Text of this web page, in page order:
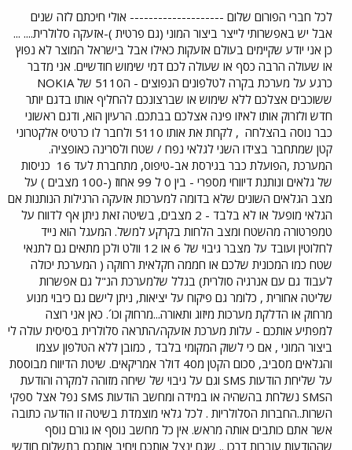
לכל חברי הפורום שלום -------------------- אולי חיכתם לזה שנים
אבל יש באפשרותי לייצר ביצור המוני (גם פרטית )-אזעקה סלולרית.... ...
כן אני יודע שקיימים בעולם אזעקות כאילו אבל בישראל המוצר לא נפוץ
או שעולה הרבה כסף או שעולה לכם דמי שימוש חודשיים. אני מדבר
כרגע על מערכת בקרה לטלפונים הנפוצים - ה5110 של NOKIA
ששוכבים אצלכם ללא שימוש או שברצונכם להחליף אותו בדגם יותר
חדש ולזרוק אותו לאיזו פינה אצלכם בבתכם. הרעיון הוא, ודגם ראשוני
כבר נוסה בהצלחה
, לקחת את אותו 5110 ולחבר לו כרטיס אלקטרוני
קטן שמתחבר בצידו השני לגלאי נפח / שטח ולסרינה כאופציה.
המערכת ,הפועלת כבר בגירסת אב-טיפוס, מתחברת לעד 16
כניסות
של גלאים ונותנת דיווחי מספרי - בין 0 ל 99 אחוז (-100 מצבים ) על
מצב הגלאים השונים שלא בדומה למערכות אזעקה הרגילות הנותנות אם
הגלאי מופעל או לא בלבד - 2 מצבים, בשיטה זאת ניתן אף לדווח על
טמפרטורה מהשטח ומצב הלחות בקרקע למשל. המעגל הוא נייד
לחלוטין ועובד על מצבר גיבוי של 6 או 12 וולט ולכן מתאים גם לתנאי
שטח כמו המכונית שלכם או חממה חקלאית רחוקה ( המערכת יכולה
לעבוד גם עם אנרגיה סולרית) בגלל שלמערכת הנ"ל גם אפשרות
שליטה אחורית , כלומר גם פיקוח על יציאות, ניתן לישם גם כיבוי מנוע
מרחוק או הדלקת מערכות מיזוג ותאורה...מרחוק וכו´. כאן אני רוצה
למפתיע אותכם - עלות מערכת אזעקה/התראה סלולרית בסיסית עולה לי
ביצור המוני , אם כי לשוק המקומי בלבד , כמובן ללא הטלפון עצמו
והגלאים מסביב, סכום הקטן מ40 דולר אמריקאים. שיטת הדיווח מבוססת
על שליחת הודעות SMS וגם על גיבוי של שיחה מזוהה למקרה והודעת
הSMS נשלחת בהשהיה או במידה ומחשב הודעות SMS נפל אצל ספקי
השרות..החברות הסלולריות . לכל גלאי מוצמדת בשיטה זו הודעה כתובה
אשר אתם כותבים אותה מראש. אין כל מחשב נוסף או גורם נוסף
שההודעות עוברות דרכו .. שגם ינצל אותכם ויחיב אותכם בתשלום חודשי